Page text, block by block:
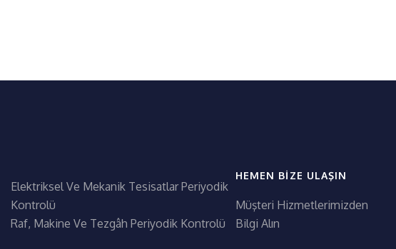
Elektriksel Ve Mekanik Tesisatlar Periyodik
Kontrolü
Raf, Makine Ve Tezgâh Periyodik Kontrolü
HEMEN BIZE ULAŞIN
Müşteri Hizmetlerimizden
Bilgi Alın